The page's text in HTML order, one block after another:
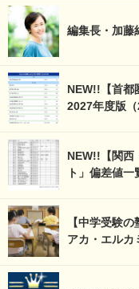
編集長・加藤
NEW!!【首都
2027年度版（
NEW!!【関西
ト」偏差値一
【中学受験
アカ・エルカ